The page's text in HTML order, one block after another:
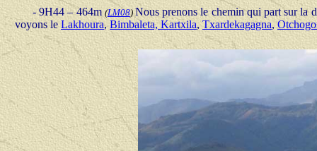
- 9H44 – 464m (LM08) Nous prenons le chemin qui part sur la
voyons leLakhoura,Bimbaleta, Kartxila,Txardekagagna,